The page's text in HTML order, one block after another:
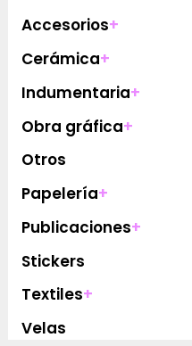
Accesorios+
Cerámica+
Indumentaria+
Obra gráfica+
Otros
Papelería+
Publicaciones+
Stickers
Textiles+
Velas